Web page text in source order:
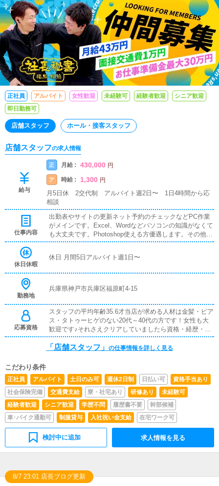
正社員 アルバイト 女性歓迎 未経験可 経験者歓迎
シニア歓迎
即日勤務可
店舗スタッフ ホール・接客スタッフ
店舗スタッフの求人情報
給与
正 月給 : 430,000 円
ア 時給 : 1,300 円
月5日休 2交代制 アルバイト週2日〜 1日4時間から応
相談
仕事内容
出勤表やサイトの更新ネット予約のチェックなどPC作業
がメインです。Excel、Wordなどパソコンの知識がなくて
も大丈夫です。Photoshop使える方優遇します。その他の
業務として1.清掃業務店内全般の清掃作業です。ルーム清
了後の清掃はございません。2お客様のご案内受付やお客
休日休暇
休日 月間5日アルバイト週1日〜
勤務地
兵庫県神戸市兵庫区福原町4-15
応募資格
スタッフの平均年齢35.6才当店が求める人材は金髪・ピア
ス・タトゥーヒゲのない20代～40代の方です！女性も大
歓迎です♪それさえクリアしていましたら資格・経歴・職
歴一切問いません。運転免許も必要ありません!!是非ご連
絡お待ちしております!!
「店舗スタッフ」 の仕事情報を詳しく見る
こだわり条件
正社員 アルバイト 土日のみ可 週休2日制 日払い可
資格手当あり
社会保険完備
交通費支給 寮・社宅あり 研修あり
未経験可
経験者歓迎
シニア歓迎 学歴不問 履歴書不要
幹部候補
車･バイク通勤可
制服貸与 入社祝い金支給 在宅ワーク可
検討中に追加 求人情報を見る
8/7 23:01 店長ブログ更新